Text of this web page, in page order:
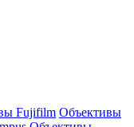
Fujifilm Объективы